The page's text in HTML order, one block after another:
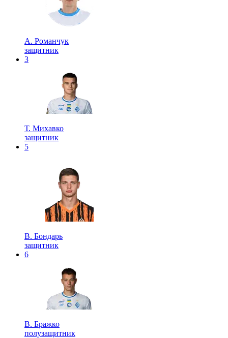
А. Романчук
защитник
3
Т. Михавко
защитник
5
В. Бондарь
защитник
6
В. Бражко
полузащитник